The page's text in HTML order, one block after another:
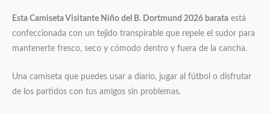
Esta Camiseta Visitante Niño del B. Dortmund 2026 barata está
confeccionada con un tejido transpirable que repele el sudor para
mantenerte fresco, seco y cómodo dentro y fuera de la cancha.
Una camiseta que puedes usar a diario, jugar al fútbol o disfrutar
de los partidos con tus amigos sin problemas.